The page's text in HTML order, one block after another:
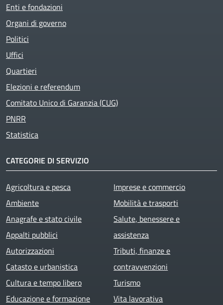
Enti e fondazioni
Organi di governo
Politici
Uffici
Quartieri
Elezioni e referendum
Comitato Unico di Garanzia (CUG)
PNRR
Statistica
CATEGORIE DI SERVIZIO
Agricoltura e pesca
Ambiente
Anagrafe e stato civile
Appalti pubblici
Autorizzazioni
Catasto e urbanistica
Cultura e tempo libero
Educazione e formazione
Imprese e commercio
Mobilità e trasporti
Salute, benessere e
assistenza
Tributi, finanze e
contravvenzioni
Turismo
Vita lavorativa